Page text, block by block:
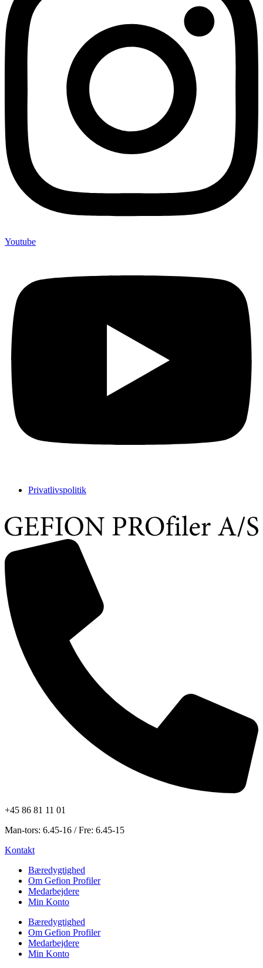
Youtube
Privatlivspolitik
+45 86 81 11 01
Man-tors: 6.45-16 / Fre: 6.45-15
Kontakt
Bæredygtighed
Om Gefion Profiler
Medarbejdere
Min Konto
Bæredygtighed
Om Gefion Profiler
Medarbejdere
Min Konto